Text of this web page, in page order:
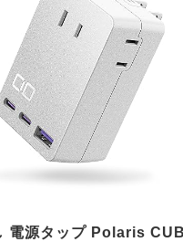
電源タップ Polaris